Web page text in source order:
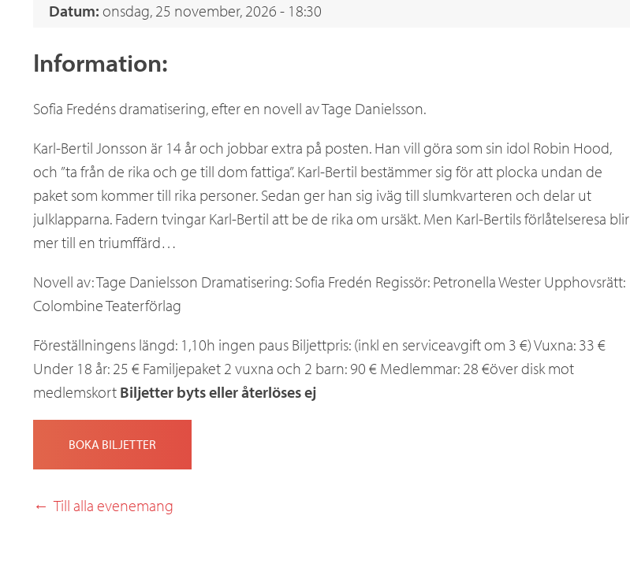
a
n
d
i
c
a
.
a
Datum: onsdag, 25 november, 2026 - 18:30
Information:
Sofia Fredéns dramatisering, efter en novell av Tage Danielsson.
Karl-Bertil Jonsson är 14 år och jobbar extra på posten. Han vill göra som sin idol Robin Hood,
och ”ta från de rika och ge till dom fattiga”. Karl-Bertil bestämmer sig för att plocka undan de
paket som kommer till rika personer. Sedan ger han sig iväg till slumkvarteren och delar ut
julklapparna. Fadern tvingar Karl-Bertil att be de rika om ursäkt. Men Karl-Bertils förlåtelseresa blir
mer till en triumffärd…
Novell av: Tage Danielsson Dramatisering: Sofia Fredén Regissör: Petronella Wester Upphovsrätt:
Colombine Teaterförlag
Föreställningens längd: 1,10h ingen paus Biljettpris: (inkl en serviceavgift om 3 €) Vuxna: 33 €
Under 18 år: 25 € Familjepaket 2 vuxna och 2 barn: 90 € Medlemmar: 28 €över disk mot
medlemskort Biljetter byts eller återlöses ej
BOKA BILJETTER
Till alla evenemang